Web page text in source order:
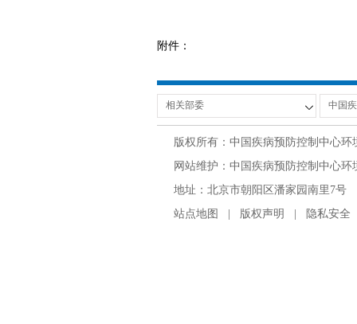
附件：
版权所有：中国疾病预防控制中心环
网站维护：中国疾病预防控制中心
地址：北京市朝阳区潘家园南里7号
站点地图
版权声明 隐私安全